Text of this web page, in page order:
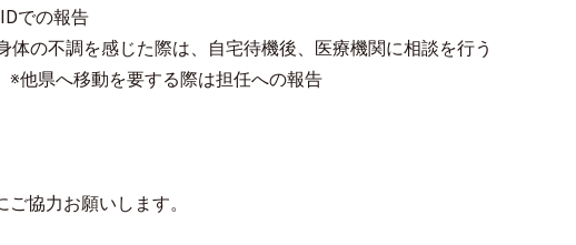
での報告
の不調を感じた際は、自宅待機後、医療機関に相談を行う
県へ移動を要する際は担任への報告
協力お願いします。